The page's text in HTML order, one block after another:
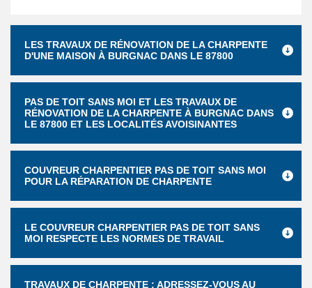
LES TRAVAUX DE RÉNOVATION DE LA CHARPENTE
D'UNE MAISON À BURGNAC DANS LE 87800
PAS DE TOIT SANS MOI ET LES TRAVAUX DE
RÉNOVATION DE LA CHARPENTE À BURGNAC DANS
LE 87800 ET LES LOCALITÉS AVOISINANTES
COUVREUR CHARPENTIER PAS DE TOIT SANS MOI
POUR LA RÉPARATION DE CHARPENTE
LE COUVREUR CHARPENTIER PAS DE TOIT SANS
MOI RESPECTE LES NORMES DE TRAVAIL
TRAVAUX DE CHARPENTE : ADRESSEZ-VOUS AU